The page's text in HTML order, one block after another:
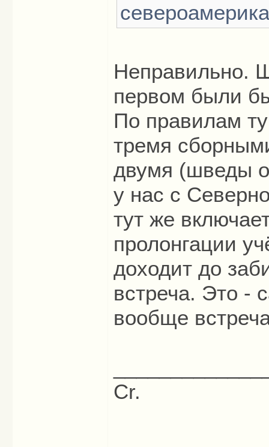
Неправильно.
первом были
По правилам
тремя
двумя (шведы
у нас с
тут же
пролонгации
доходит до
встреча. Это -
вообще
Cr.